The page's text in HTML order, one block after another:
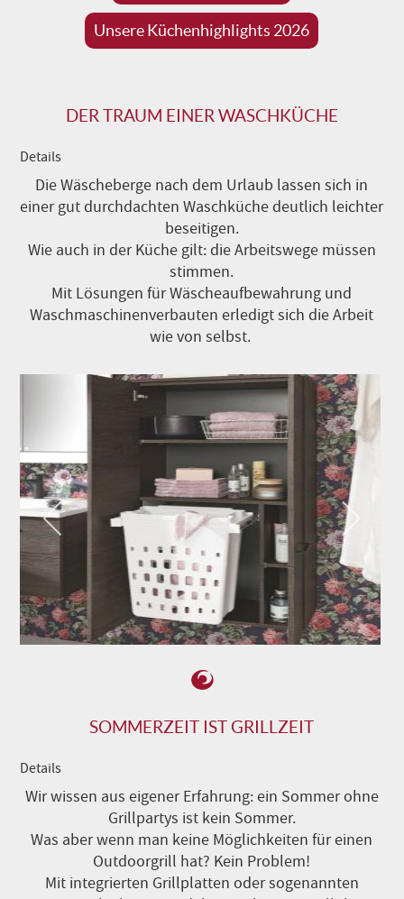
Unsere Küchenhighlights 2026
DER TRAUM EINER WASCHKÜCHE
Details
Die Wäscheberge nach dem Urlaub lassen sich in
einer gut durchdachten Waschküche deutlich leichter
beseitigen.
Wie auch in der Küche gilt: die Arbeitswege müssen
stimmen.
Mit Lösungen für Wäscheaufbewahrung und
Waschmaschinenverbauten erledigt sich die Arbeit
wie von selbst.
SOMMERZEIT IST GRILLZEIT
Details
Wir wissen aus eigener Erfahrung: ein Sommer ohne
Grillpartys ist kein Sommer.
Was aber wenn man keine Möglichkeiten für einen
Outdoorgrill hat? Kein Problem!
Mit integrierten Grillplatten oder sogenannten